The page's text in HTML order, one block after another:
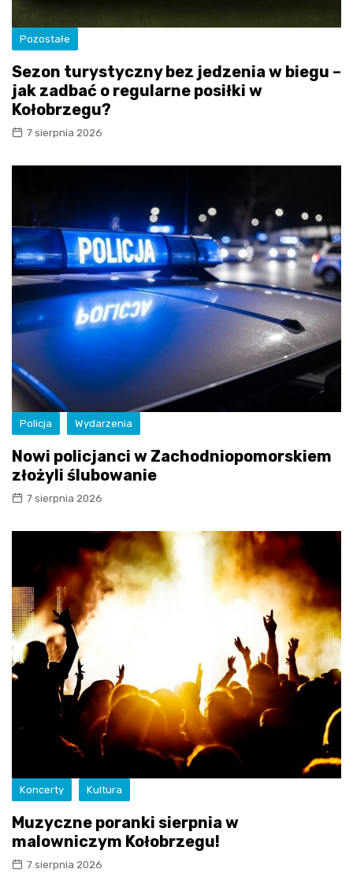
Pozostałe
Sezon turystyczny bez jedzenia w biegu –
jak zadbać o regularne posiłki w
Kołobrzegu?
7 sierpnia 2026
Policja Wydarzenia
Nowi policjanci w Zachodniopomorskiem
złożyli ślubowanie
7 sierpnia 2026
Koncerty Kultura
Muzyczne poranki sierpnia w
malowniczym Kołobrzegu!
7 sierpnia 2026